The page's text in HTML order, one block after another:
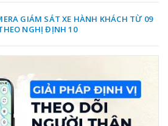
GIÁM SÁT XE HÀNH KHÁCH TỪ 09
NGHỊ ĐỊNH 10